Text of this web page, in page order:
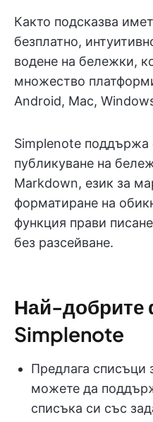
Както подсказва
безплатно,
водене на бележки,
множество
Android, Mac,
Simplenote поддържа
публикуване на
Markdown, език за
форматиране на
функция прави
без разсейване.
Най-добрите
Simplenote
Предлага списъци
можете да
списъка си със